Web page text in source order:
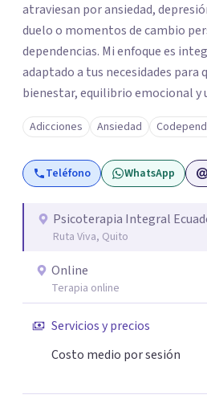
atraviesan por ansiedad,
duelo o momentos de cambio
dependencias. Mi enfoque es
adaptado a tus necesidades para
bienestar, equilibrio emocional y
en el tiempo. Ofrezco sesiones
línea para quienes viven en otras
el exterior. Si quieres agendar
información, escríbeme por
Adicciones Ansiedad
Teléfono WhatsApp
Psicoterapia Integral
Ruta Viva, Quito
Online
Terapia online
Servicios y precios
Costo medio por sesión